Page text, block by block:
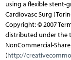
using a flexible stent-
Cardiovasc Surg
Copyright: © 2007
distributed under the
NonCommercial-
(http://